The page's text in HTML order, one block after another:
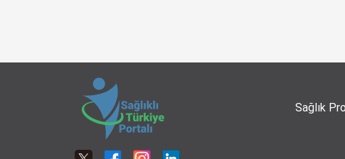
Sağlık